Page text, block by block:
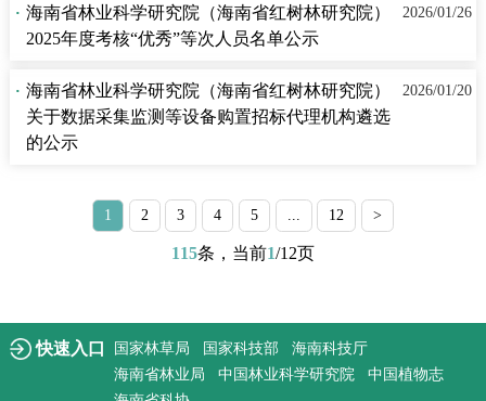
· 海南省林业科学研究院（海南省红树林研究院）
2025年度考核“优秀”等次人员名单公示
2026/01/26
· 海南省林业科学研究院（海南省红树林研究院）
关于数据采集监测等设备购置招标代理机构遴选
的公示
2026/01/20
1 2 3 4 5 ... 12 >
115条，当前1/12页
快速入口 国家林草局 国家科技部
海南科技厅
海南省林业局
中国林业科学研究院
中国植物志